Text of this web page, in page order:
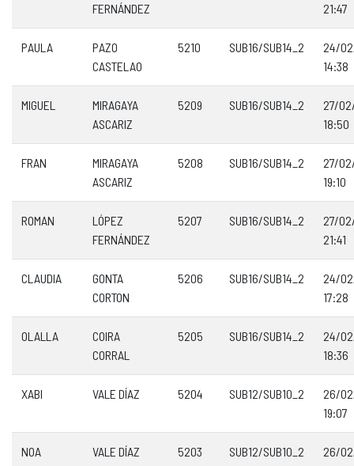
FERNÁNDEZ
21:47
PAULA
PAZO
CASTELAO
5210 SUB16/SUB14_2
24/
14:38
MIGUEL
MIRAGAYA
ASCARIZ
5209 SUB16/SUB14_2
27/
18:50
FRAN
MIRAGAYA
ASCARIZ
5208 SUB16/SUB14_2
27/
19:10
ROMAN
LÓPEZ
FERNÁNDEZ
5207 SUB16/SUB14_2
27/
21:41
CLAUDIA
GONTA
CORTON
5206 SUB16/SUB14_2
24/
17:28
OLALLA
COIRA
CORRAL
5205 SUB16/SUB14_2
24/
18:36
XABI VALE DÍAZ 5204 SUB12/SUB10_2
26/
19:07
NOA VALE DÍAZ 5203 SUB12/SUB10_2
26/